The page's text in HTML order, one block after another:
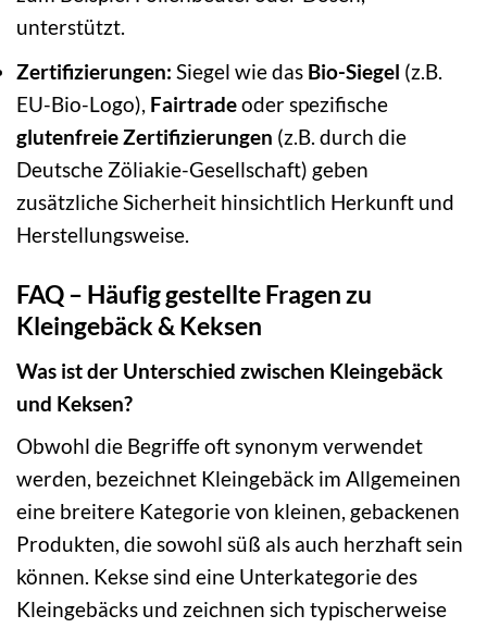
unterstützt.
Zertifizierungen: Siegel wie das Bio-Siegel (z.B.
EU-Bio-Logo), Fairtradeoder spezifische
glutenfreie Zertifizierungen (z.B. durch die
Deutsche Zöliakie-Gesellschaft) geben
zusätzliche Sicherheit hinsichtlich Herkunft und
Herstellungsweise.
FAQ – Häufig gestellte Fragen zu
Kleingebäck & Keksen
Was ist der Unterschied zwischen Kleingebäck
und Keksen?
Obwohl die Begriffe oft synonym verwendet
werden, bezeichnet Kleingebäck im Allgemeinen
eine breitere Kategorie von kleinen, gebackenen
Produkten, die sowohl süß als auch herzhaft sein
können. Kekse sind eine Unterkategorie des
Kleingebäcks und zeichnen sich typischerweise